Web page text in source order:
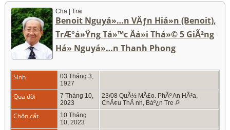
Cha | Trai
Benoit Nguyá»…n VÄƒn Hiá»n (Benoit),
TrÆ°á»Ÿng Tá»™c Äá»i Thá»© 5 GiÃ²ng
Há» Nguyá»…n Thanh Phong
Sinh
03 Tháng 3,
1927
Qua đời
7 Tháng 10,
2023
23/08 QuÃ½ MÃ£o. PhÃº An HÃ²a,
ChÃ¢u ThÃ nh, Báº¿n Tre
Chôn cất
10 Tháng
10, 2023